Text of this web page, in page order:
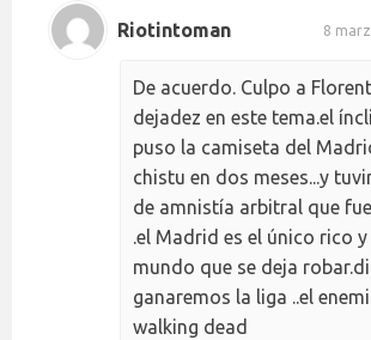
Riotintoman 8
De acuerdo. Culpo a
dejadez en este tema.el
puso la camiseta del
chistu en dos meses...y
de amnistía arbitral que
.el Madrid es el único rico
mundo que se deja
ganaremos la liga ..el
walking dead